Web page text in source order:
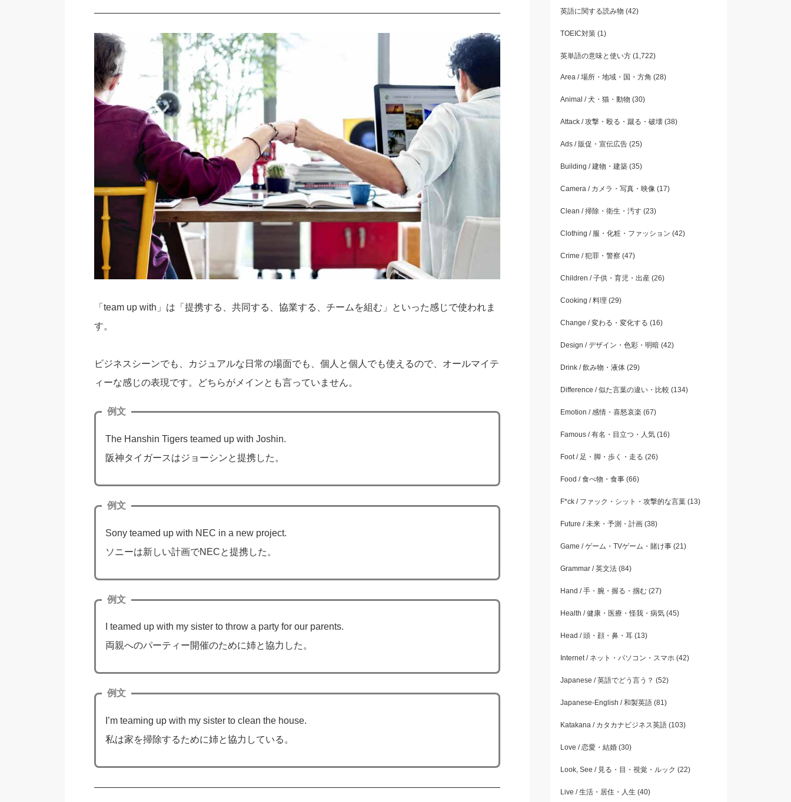
「team up with」は「提携する、共同する、協業する、チームを組む」といった感じで使われま
す。
ビジネスシーンでも、カジュアルな日常の場面でも、個人と個人でも使えるので、オールマイテ
ィーな感じの表現です。どちらがメインとも言っていません。
例文
The Hanshin Tigers teamed up with Joshin.
阪神タイガースはジョーシンと提携した。
例文
Sony teamed up with NEC in a new project.
ソニーは新しい計画でNECと提携した。
例文
I teamed up with my sister to throw a party for our parents.
両親へのパーティー開催のために姉と協力した。
例文
I’m teaming up with my sister to clean the house.
私は家を掃除するために姉と協力している。
英語に関する読み物 (42)
TOEIC対策(1)
英単語の意味と使い方(1,722)
Area / 場所・地域・国・方角 (28)
Animal / 犬・猫・動物 (30)
Attack / 攻撃・殴る・蹴る・破壊(38)
Ads / 販促・宣伝広告(25)
Building / 建物・建築(35)
Camera / カメラ・写真・映像(17)
Clean / 掃除・衛生・汚す(23)
Clothing / 服・化粧・ファッション (42)
Crime / 犯罪・警察 (47)
Children / 子供・育児・出産(26)
Cooking / 料理 (29)
Change / 変わる・変化する (16)
Design / デザイン・色彩・明暗(42)
Drink / 飲み物・液体(29)
Difference / 似た言葉の違い・比較 (134)
Emotion / 感情・喜怒哀楽 (67)
Famous / 有名・目立つ・人気(16)
Foot / 足・脚・歩く・走る (26)
Food / 食べ物・食事(66)
F*ck / ファック・シット・攻撃的な言葉(13)
Future / 未来・予測・計画(38)
Game / ゲーム・TVゲーム・賭け事(21)
Grammar / 英文法(84)
Hand / 手・腕・握る・掴む(27)
Health / 健康・医療・怪我・病気(45)
Head / 頭・顔・鼻・耳(13)
Internet / ネット・パソコン・スマホ(42)
Japanese / 英語でどう言う？ (52)
Japanese-English / 和製英語(81)
Katakana / カタカナビジネス英語(103)
Love / 恋愛・結婚(30)
Look, See / 見る・目・視覚・ルック (22)
Live / 生活・居住・人生 (40)